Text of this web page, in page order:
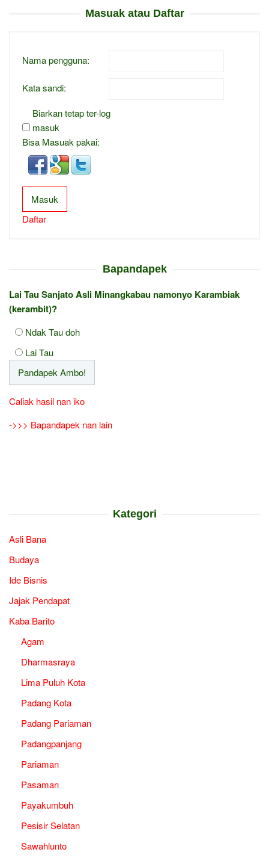
Masuak atau Daftar
Nama pengguna:
Kata sandi:
Biarkan tetap ter-log
masuk
Bisa Masuak pakai:
Masuk
Daftar
Bapandapek
Lai Tau Sanjato Asli Minangkabau namonyo Karambiak
(kerambit)?
Ndak Tau doh
Lai Tau
Caliak hasil nan iko
->>> Bapandapek nan lain
Kategori
Asli Bana
Budaya
Ide Bisnis
Jajak Pendapat
Kaba Barito
Agam
Dharmasraya
Lima Puluh Kota
Padang Kota
Padang Pariaman
Padangpanjang
Pariaman
Pasaman
Payakumbuh
Pesisir Selatan
Sawahlunto